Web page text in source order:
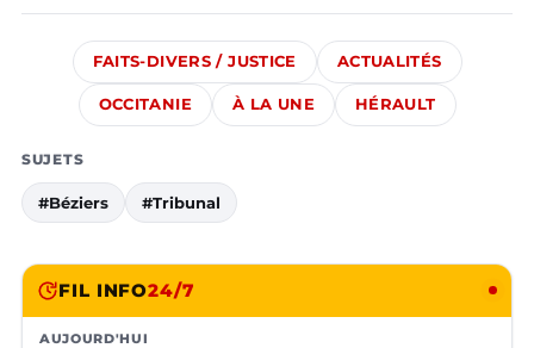
FAITS-DIVERS / JUSTICE ACTUALITÉS
OCCITANIE À LA UNE HÉRAULT
SUJETS
#Béziers #Tribunal
FIL INFO24/7
AUJOURD'HUI